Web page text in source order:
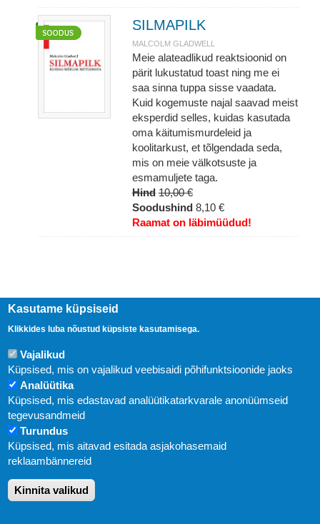
SILMAPILK
MALCOLM GLADWELL
Meie alateadlikud reaktsioonid on
pärit lukustatud toast ning me ei
saa sinna tuppa sisse vaadata.
Kuid kogemuste najal saavad meist
eksperdid selles, kuidas kasutada
oma käitumismurdeleid ja
koolitarkust, et tõlgendada seda,
mis on meie välkotsuste ja
esmamuljete taga.
Hind 10,00 €
Soodushind 8,10 €
Raamat on läbimüüdud!
Uudised
KIRJASTUS PEGASUS OÜ © 2020
Paldiski mnt. 29 (A korpus VI korrus), Tallinn
Kasutame küpsiseid
Klikkides luba nõustud küpsiste kasutamisega.
Vajalikud
Küpsised, mis on vajalikud veebisaidi põhifunktsioonide jaoks
Analüütika
Küpsised, mis edastavad analüütikatarkvarale anonüümseid
tegevusandmeid
Turundus
Küpsised, mis aitavad esitada asjakohasemaid
reklaambännereid
Kinnita valikud